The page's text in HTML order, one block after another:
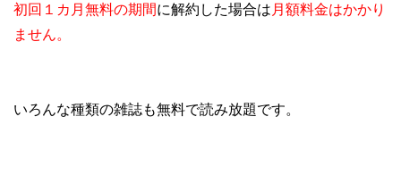
初回１カ月無料の期間に解約した場合は 月額料金はかかり
ません。
いろんな種類の雑誌も無料で読み放題です。